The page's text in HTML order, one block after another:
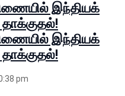
இந்தியக்
இந்தியக்
pm